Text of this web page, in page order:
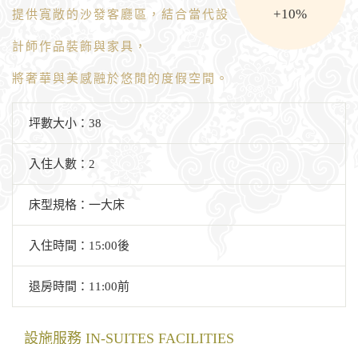
+10%
提供寬敞的沙發客廳區，結合當代設
計師作品裝飾與家具，
將奢華與美感融於悠閒的度假空間。
坪數大小：38
入住人數：2
床型規格：一大床
入住時間：15:00後
退房時間：11:00前
設施服務 IN-SUITES FACILITIES